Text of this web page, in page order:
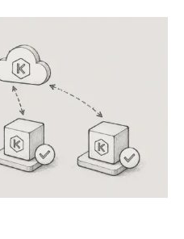
화면 단위인 Episode와, 그
드 서비스인 Drama(